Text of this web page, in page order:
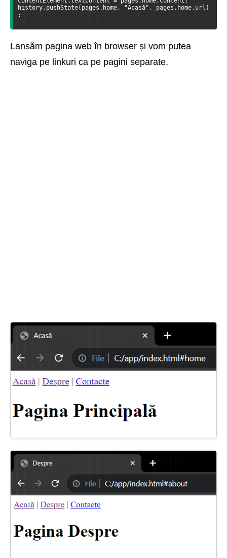
history.pushState(pages.home, "Acasă", pages.home.url)
;
Lansăm pagina web în browser și vom putea
naviga pe linkuri ca pe pagini separate.